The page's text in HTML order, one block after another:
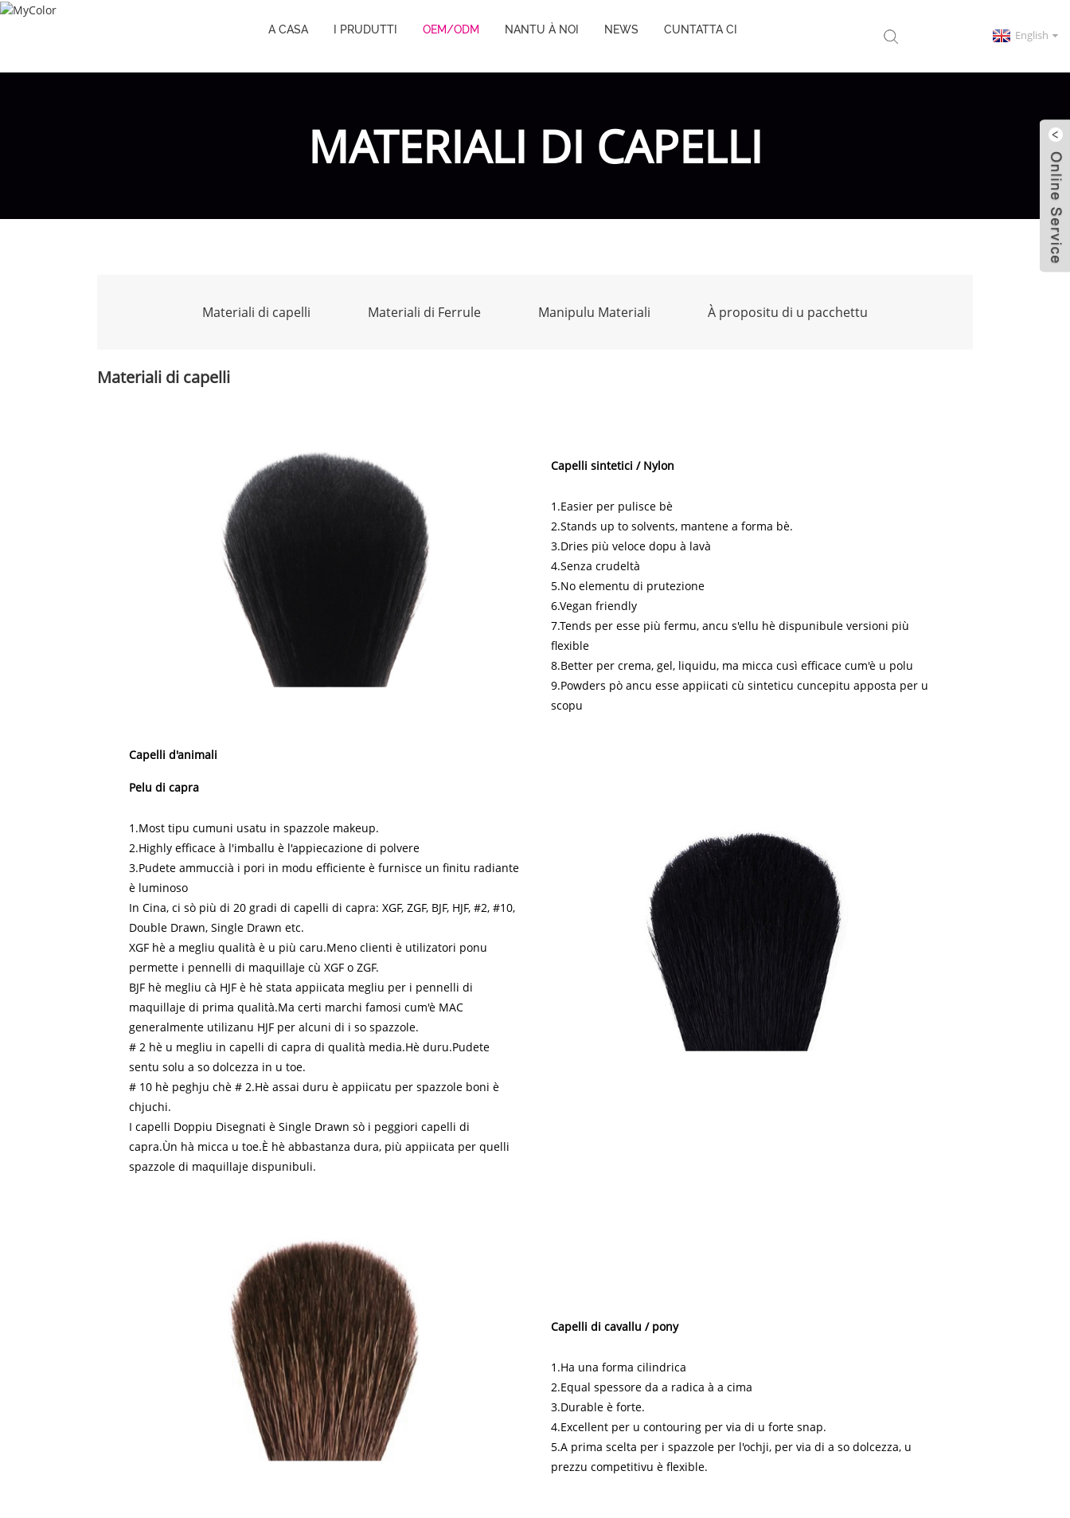
English
A CASA I PRUDUTTI OEM/ODM NANTU À NOI NEWS CUNTATTA CI
MATERIALI DI CAPELLI
Materiali di capelli Materiali di Ferrule Manipulu Materiali À propositu di u pacchettu
Materiali di capelli
Capelli sintetici / Nylon
1.Easier per pulisce bè
2.Stands up to solvents, mantene a forma bè.
3.Dries più veloce dopu à lavà
4.Senza crudeltà
5.No elementu di prutezione
6.Vegan friendly
7.Tends per esse più fermu, ancu s'ellu hè dispunibule versioni più
flexible
8.Better per crema, gel, liquidu, ma micca cusì efficace cum'è u polu
9.Powders pò ancu esse appiicati cù sinteticu cuncepitu apposta per u
scopu
Capelli d'animali
Pelu di capra
1.Most tipu cumuni usatu in spazzole makeup.
2.Highly efficace à l'imballu è l'appiecazione di polvere
3.Pudete ammuccià i pori in modu efficiente è furnisce un finitu radiante
è luminoso
In Cina, ci sò più di 20 gradi di capelli di capra: XGF, ZGF, BJF, HJF, #2, #10,
Double Drawn, Single Drawn etc.
XGF hè a megliu qualità è u più caru.Meno clienti è utilizatori ponu
permette i pennelli di maquillaje cù XGF o ZGF.
BJF hè megliu cà HJF è hè stata appiicata megliu per i pennelli di
maquillaje di prima qualità.Ma certi marchi famosi cum'è MAC
generalmente utilizanu HJF per alcuni di i so spazzole.
# 2 hè u megliu in capelli di capra di qualità media.Hè duru.Pudete
sentu solu a so dolcezza in u toe.
# 10 hè peghju chè # 2.Hè assai duru è appiicatu per spazzole boni è
chjuchi.
I capelli Doppiu Disegnati è Single Drawn sò i peggiori capelli di
capra.Ùn hà micca u toe.È hè abbastanza dura, più appiicata per quelli
spazzole di maquillaje dispunibuli.
Capelli di cavallu / pony
1.Ha una forma cilindrica
2.Equal spessore da a radica à a cima
3.Durable è forte.
4.Excellent per u contouring per via di u forte snap.
5.A prima scelta per i spazzole per l'ochji, per via di a so dolcezza, u
prezzu competitivu è flexible.